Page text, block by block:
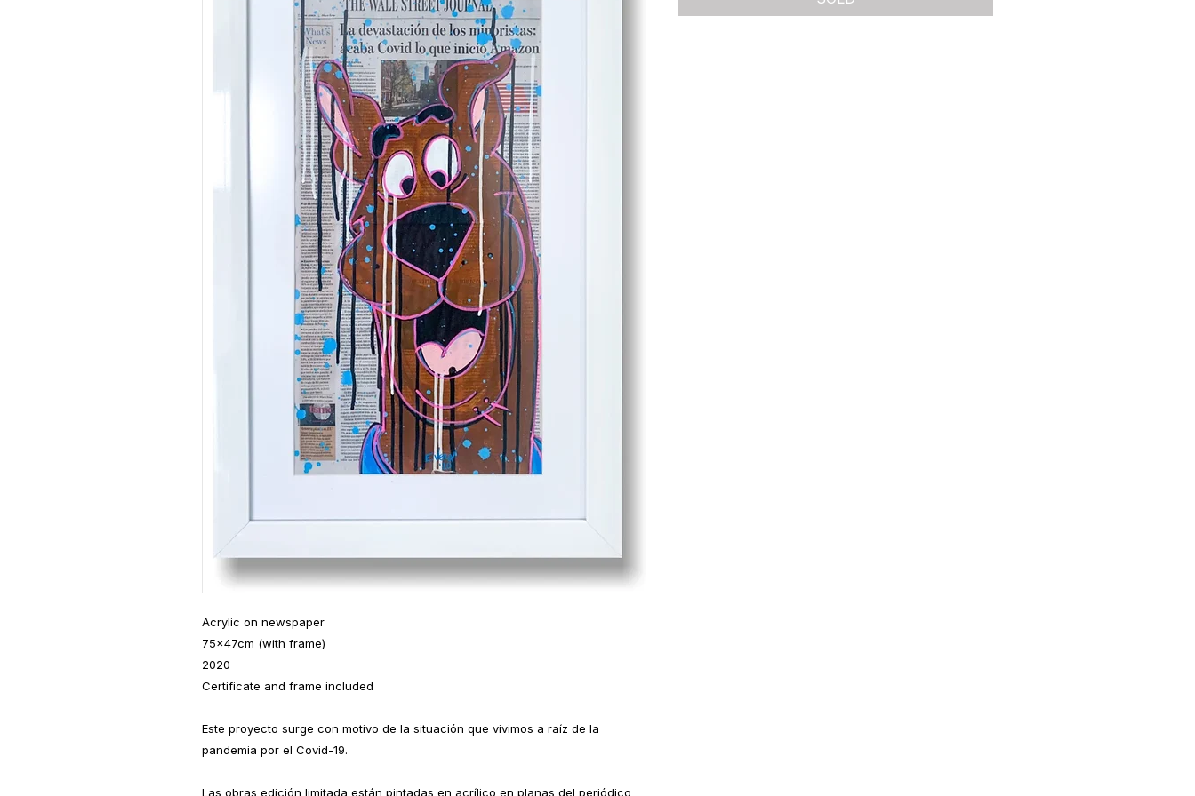
Acrylic on newspaper
75x47cm (with frame)
2020
Certificate and frame included
Este proyecto surge con motivo de la situación que vivimos a raíz de la
pandemia por el Covid-19.
Las obras edición limitada están pintadas en acrílico en planas del periódico